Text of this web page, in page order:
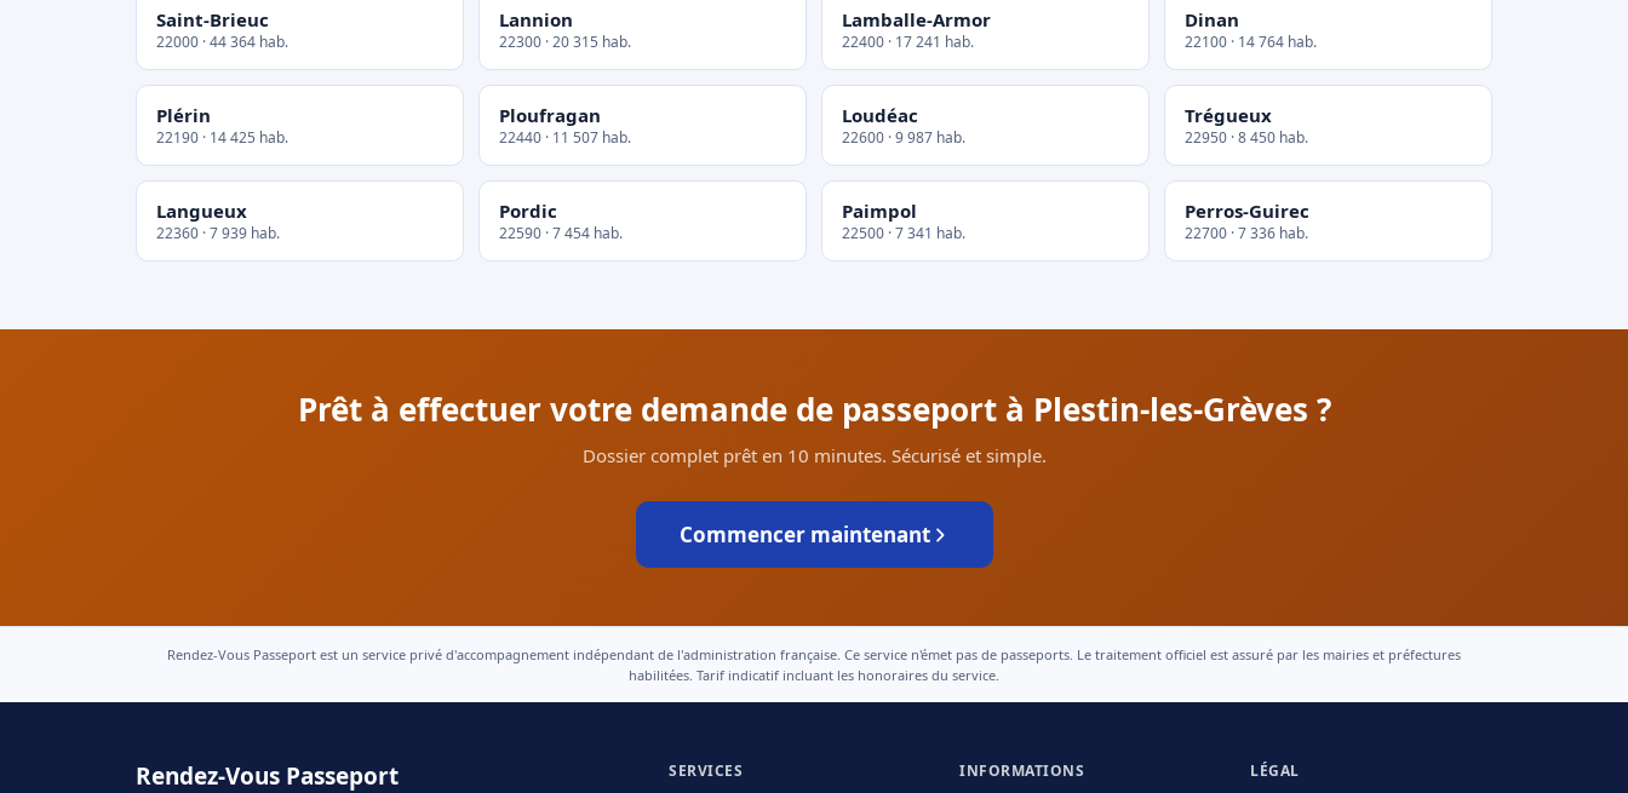
Saint-Brieuc
22000 · 44 364 hab.
Lannion
22300 · 20 315 hab.
Lamballe-Armor
22400 · 17 241 hab.
Dinan
22100 · 14 764 hab.
Plérin
22190 · 14 425 hab.
Ploufragan
22440 · 11 507 hab.
Loudéac
22600 · 9 987 hab.
Trégueux
22950 · 8 450 hab.
Langueux
22360 · 7 939 hab.
Pordic
22590 · 7 454 hab.
Paimpol
22500 · 7 341 hab.
Perros-Guirec
22700 · 7 336 hab.
Prêt à effectuer votre demande de passeport à Plestin-les-Grèves ?
Dossier complet prêt en 10 minutes. Sécurisé et simple.
Commencer maintenant
Rendez-Vous Passeport est un service privé d'accompagnement indépendant de l'administration française. Ce service n'émet pas de passeports. Le traitement officiel est assuré par les mairies et préfectures
habilitées. Tarif indicatif incluant les honoraires du service.
Rendez-Vous Passeport SERVICES INFORMATIONS LÉGAL